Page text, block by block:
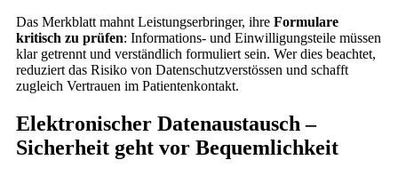
Das Merkblatt mahnt Leistungserbringer, ihre Formulare
kritisch zu prüfen: Informations- und Einwilligungsteile müssen
klar getrennt und verständlich formuliert sein. Wer dies beachtet,
reduziert das Risiko von Datenschutzverstössen und schafft
zugleich Vertrauen im Patientenkontakt.
Elektronischer Datenaustausch –
Sicherheit geht vor Bequemlichkeit